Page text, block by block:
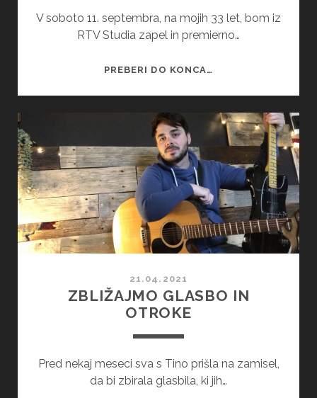
V soboto 11. septembra, na mojih 33 let, bom iz
RTV Studia zapel in premierno…
PREBERI DO KONCA…
21.04.2021
ZBLIŽAJMO GLASBO IN
OTROKE
Pred nekaj meseci sva s Tino prišla na zamisel,
da bi zbirala glasbila, ki jih…